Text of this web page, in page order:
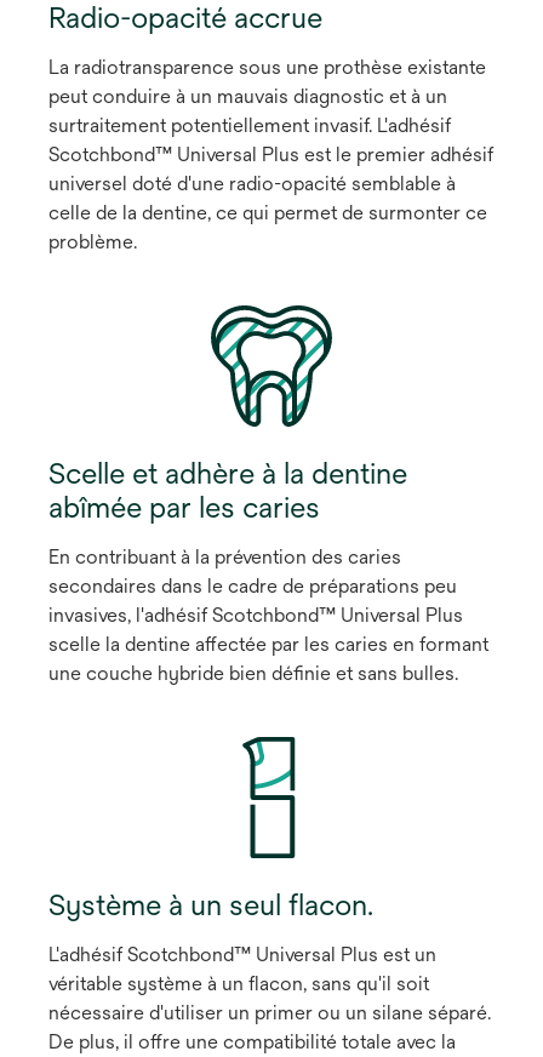
Radio-opacité accrue
La radiotransparence sous une prothèse existante
peut conduire à un mauvais diagnostic et à un
surtraitement potentiellement invasif. L'adhésif
Scotchbond™ Universal Plus est le premier adhésif
universel doté d'une radio-opacité semblable à
celle de la dentine, ce qui permet de surmonter ce
problème.
Scelle et adhère à la dentine
abîmée par les caries
En contribuant à la prévention des caries
secondaires dans le cadre de préparations peu
invasives, l'adhésif Scotchbond™ Universal Plus
scelle la dentine affectée par les caries en formant
une couche hybride bien définie et sans bulles.
Système à un seul flacon.
L'adhésif Scotchbond™ Universal Plus est un
véritable système à un flacon, sans qu'il soit
nécessaire d'utiliser un primer ou un silane séparé.
De plus, il offre une compatibilité totale avec la